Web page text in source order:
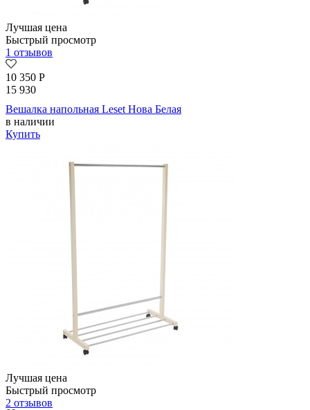
Лучшая цена
Быстрый просмотр
1 отзывов
10 350 Р
15 930
Вешалка напольная Leset Нова Белая
в наличии
Купить
Лучшая цена
Быстрый просмотр
2 отзывов